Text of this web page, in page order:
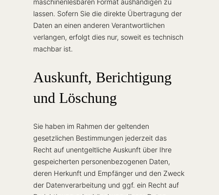
maschinenlesbaren Format aushändigen zu
lassen. Sofern Sie die direkte Übertragung der
Daten an einen anderen Verantwortlichen
verlangen, erfolgt dies nur, soweit es technisch
machbar ist.
Auskunft, Berichtigung
und Löschung
Sie haben im Rahmen der geltenden
gesetzlichen Bestimmungen jederzeit das
Recht auf unentgeltliche Auskunft über Ihre
gespeicherten personenbezogenen Daten,
deren Herkunft und Empfänger und den Zweck
der Datenverarbeitung und ggf. ein Recht auf